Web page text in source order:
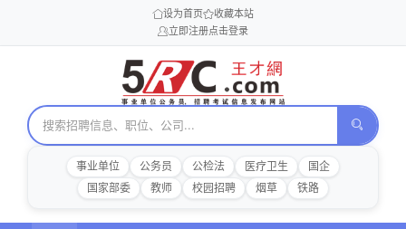
设为首页
收藏本站
立即注册点击登录
事业单位 公务员 公检法 医疗卫生
国企
国家部委
教师 校园招聘 烟草 铁路